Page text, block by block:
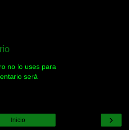
no lo uses para
será
›
Inicio